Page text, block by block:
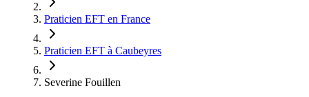
Praticien EFT en France
Praticien EFT à Caubeyres
Severine Fouillen